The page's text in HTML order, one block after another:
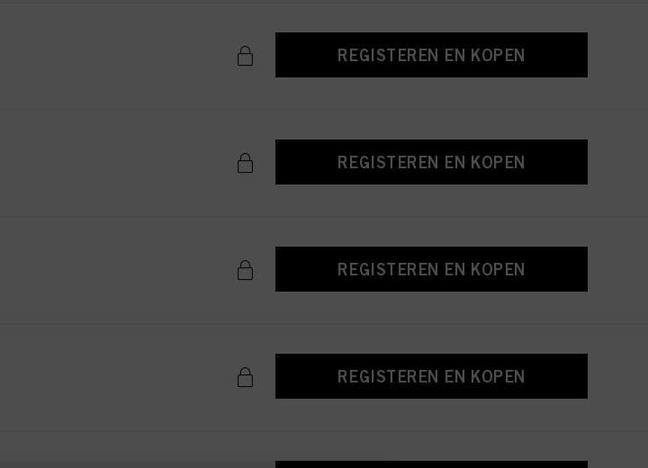
REGISTEREN EN KOPEN
REGISTEREN EN KOPEN
REGISTEREN EN KOPEN
REGISTEREN EN KOPEN